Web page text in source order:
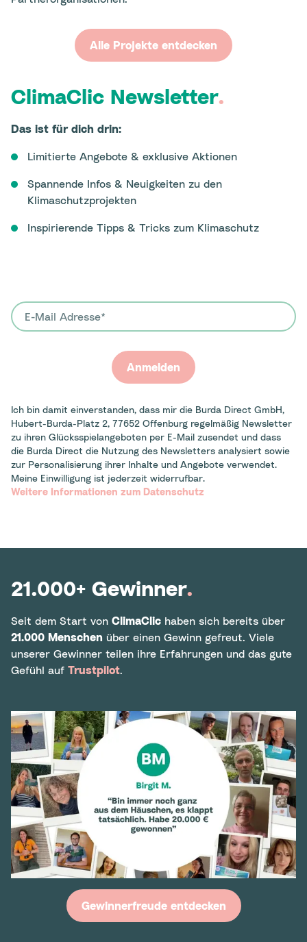
Alle Projekte entdecken
ClimaClic Newsletter.
Das ist für dich drin:
Limitierte Angebote & exklusive Aktionen
Spannende Infos & Neuigkeiten zu den
Klimaschutzprojekten
Inspirierende Tipps & Tricks zum Klimaschutz
E-Mail Adresse
Anmelden
Ich bin damit einverstanden, dass mir die Burda Direct GmbH,
Hubert-Burda-Platz 2, 77652 Offenburg regelmäßig Newsletter
zu ihren Glücksspielangeboten per E-Mail zusendet und dass
die Burda Direct die Nutzung des Newsletters analysiert sowie
zur Personalisierung ihrer Inhalte und Angebote verwendet.
Meine Einwilligung ist jederzeit widerrufbar.
Weitere Informationen zum Datenschutz
21.000+ Gewinner.
Seit dem Start von ClimaClic haben sich bereits über
21.000 Menschen über einen Gewinn gefreut. Viele
unserer Gewinner teilen ihre Erfahrungen und das gute
Gefühl auf Trustpilot.
Gewinnerfreude entdecken